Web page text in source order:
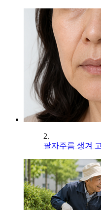
2.
팔자주름 생겨